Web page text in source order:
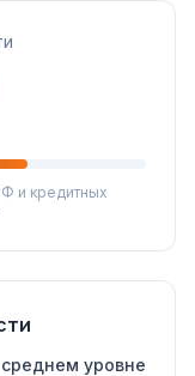
и кредитных
уровне